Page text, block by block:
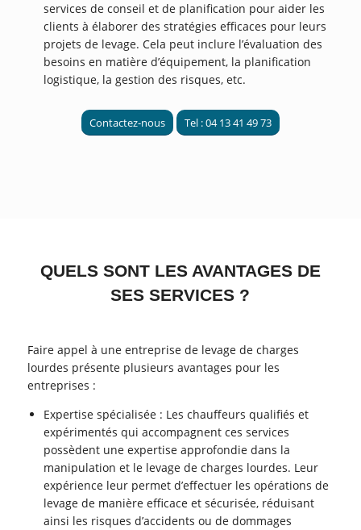
services de conseil et de planification pour aider les
clients à élaborer des stratégies efficaces pour leurs
projets de levage. Cela peut inclure l’évaluation des
besoins en matière d’équipement, la planification
logistique, la gestion des risques, etc.
Contactez-nous Tel : 04 13 41 49 73
QUELS SONT LES AVANTAGES DE
SES SERVICES ?
Faire appel à une entreprise de levage de charges
lourdes présente plusieurs avantages pour les
entreprises :
Expertise spécialisée : Les chauffeurs qualifiés et
expérimentés qui accompagnent ces services
possèdent une expertise approfondie dans la
manipulation et le levage de charges lourdes. Leur
expérience leur permet d’effectuer les opérations de
levage de manière efficace et sécurisée, réduisant
ainsi les risques d’accidents ou de dommages